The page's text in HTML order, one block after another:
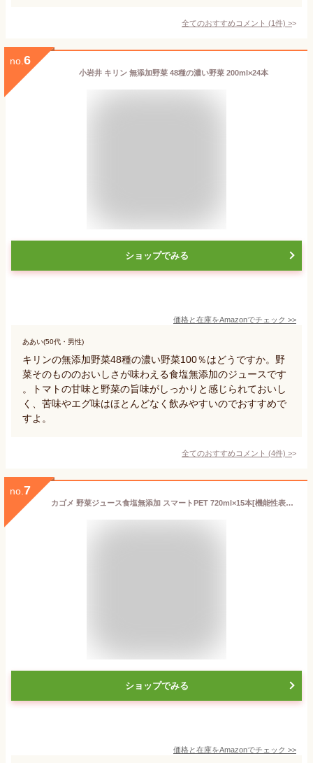
全てのおすすめコメント (1件) >
no. 6
小岩井 キリン 無添加野菜 48種の濃い野菜 200ml×24本
ショップでみる
価格と在庫をAmazonでチェック >>
ああい(50代・男性)
キリンの無添加野菜48種の濃い野菜100％はどうですか。野
菜そのもののおいしさが味わえる食塩無添加のジュースです
。トマトの甘味と野菜の旨味がしっかりと感じられておいし
く、苦味やエグ味はほとんどなく飲みやすいのでおすすめで
すよ。
全てのおすすめコメント (4件) >
no. 7
カゴメ 野菜ジュース食塩無添加 スマートPET 720ml×15本[機能性表示食品]
ショップでみる
価格と在庫をAmazonでチェック >>